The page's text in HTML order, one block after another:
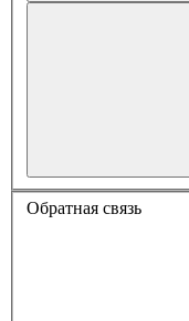
Обратная связь